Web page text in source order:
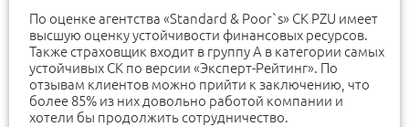
По оценке агентства «Standard & Poor`s» СК PZU имеет
высшую оценку устойчивости финансовых ресурсов.
Также страховщик входит в группу А в категории самых
устойчивых СК по версии «Эксперт-Рейтинг». По
отзывам клиентов можно прийти к заключению, что
более 85% из них довольно работой компании и
хотели бы продолжить сотрудничество.